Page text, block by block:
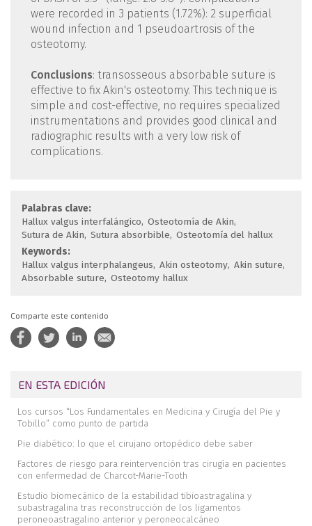
were recorded in 3 patients (1.72%): 2 superficial
wound infection and 1 pseudoartrosis of the
osteotomy.
Conclusions: transosseous absorbable suture is
effective to fix Akin's osteotomy. This technique is
simple and cost-effective, no requires specialized
instrumentations and provides good clinical and
radiographic results with a very low risk of
complications.
Palabras clave:
Hallux valgus interfalángico Osteotomía de Akin
Sutura de Akin Sutura absorbible Osteotomía del hallux
Keywords:
Hallux valgus interphalangeus Akin osteotomy Akin suture
Absorbable suture Osteotomy hallux
Comparte este contenido
EN ESTA EDICIÓN
Los cursos “Los Fundamentales en Medicina y Cirugía del Pie y
Tobillo” como punto de partida
Pie diabético: lo que el cirujano ortopédico debe saber
Factores de riesgo para reintervención tras cirugía en pacientes
con enfermedad de Charcot-Marie-Tooth
Estudio biomecánico de la estabilidad tibioastragalina y
subastragalina tras reconstrucción de los ligamentos
peroneoastragalino anterior y peroneocalcáneo